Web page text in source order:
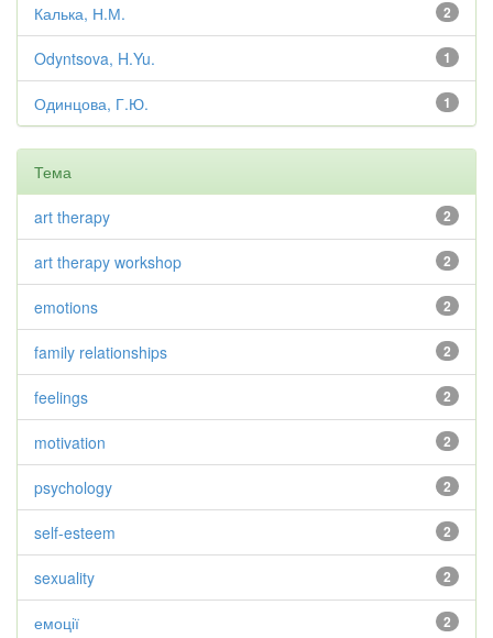
2
Калька, Н.М.
1
Odyntsova, H.Yu.
1
Одинцова, Г.Ю.
Тема
2
art therapy
2
art therapy workshop
2
emotions
2
family relationships
2
feelings
2
motivation
2
psychology
2
self-esteem
2
sexuality
2
емоції